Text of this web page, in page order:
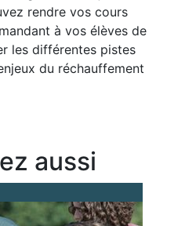
rendre vos cours
à vos élèves de
les différentes pistes
du réchauffement
aussi